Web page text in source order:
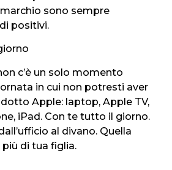
sono sempre
positivi.
c’è un solo momento
in cui non potresti aver
Apple: laptop, Apple TV,
iPad. Con te tutto il giorno.
al divano. Quella
di tua figlia.